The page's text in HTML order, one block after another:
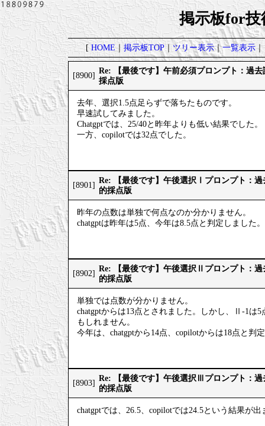
掲示板for技
[HOME｜掲示板TOP｜ツリー表示｜一覧表示｜
[8900]
Re: 【最後です】午前必須プロンプト：過
採点版
去年、選択1.5点足らずで落ちたものです。
早速試してみました。
Chatgptでは、25/40と昨年よりも低い結果でした。
一方、copilotでは32点でした。
[8901]
Re: 【最後です】午後選択Ⅰプロンプト：
的採点版
昨年の点数は単独で何点なのか分かりません。
chatgptは昨年は5点、今年は8.5点と判定しました。
[8902]
Re: 【最後です】午後選択Ⅱプロンプト：
的採点版
単独では点数が分かりません。
chatgptからは13点とされました。しかし、Ⅱ-1は
もしれません。
今年は、chatgptから14点、copilotからは18点と判
[8903]
Re: 【最後です】午後選択Ⅲプロンプト：
的採点版
chatgptでは、26.5、copilotでは24.5という結果が出